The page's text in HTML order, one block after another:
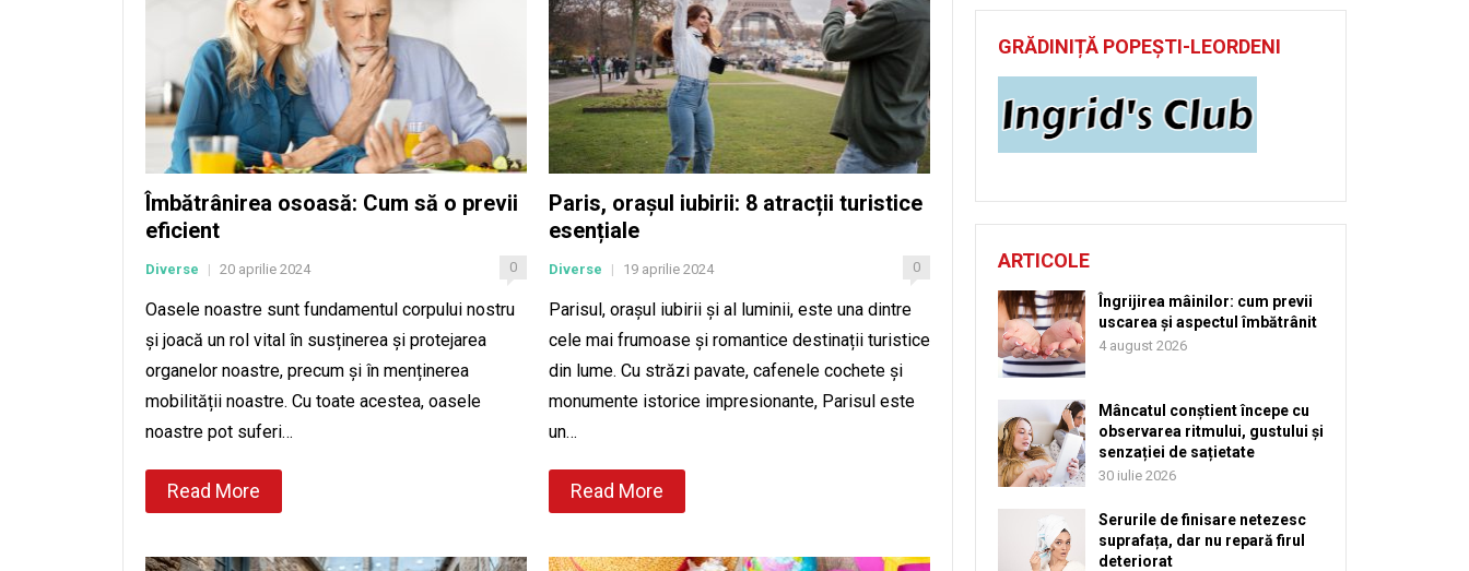
Îmbătrânirea osoasă: Cum să o previi
eficient
Diverse | 20 aprilie 2024 0
Oasele noastre sunt fundamentul corpului nostru
și joacă un rol vital în susținerea și protejarea
organelor noastre, precum și în menținerea
mobilității noastre. Cu toate acestea, oasele
noastre pot suferi…
Read More
Paris, orașul iubirii: 8 atracții turistice
esențiale
Diverse | 19 aprilie 2024 0
Parisul, orașul iubirii și al luminii, este una dintre
cele mai frumoase și romantice destinații turistice
din lume. Cu străzi pavate, cafenele cochete și
monumente istorice impresionante, Parisul este
un…
Read More
GRĂDINIȚĂ POPEȘTI-LEORDENI
ARTICOLE
Îngrijirea mâinilor: cum previi
uscarea și aspectul îmbătrânit
4 august 2026
Mâncatul conștient începe cu
observarea ritmului, gustului și
senzației de sațietate
30 iulie 2026
Serurile de finisare netezesc
suprafața, dar nu repară firul
deteriorat